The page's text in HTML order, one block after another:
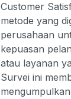
Customer
metode yang
perusahaan
kepuasan
atau layanan
Survei ini